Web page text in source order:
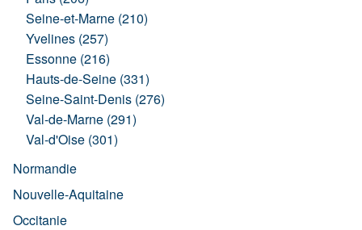
Seine-et-Marne (210)
Yvelines (257)
Essonne (216)
Hauts-de-Seine (331)
Seine-Saint-Denis (276)
Val-de-Marne (291)
Val-d'Oise (301)
Normandie
Nouvelle-Aquitaine
Occitanie